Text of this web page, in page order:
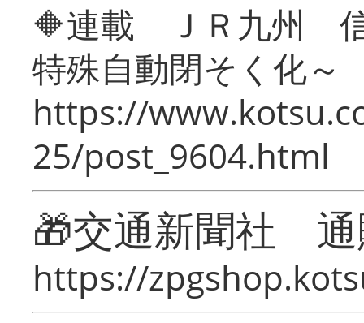
🔶連載 ＪＲ九州 信
特殊自動閉そく化～
https://
25/post_9604.html
🎁交通新聞社
https://